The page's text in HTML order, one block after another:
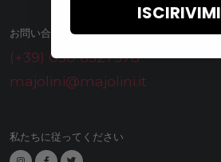
お問い合わせ
(+39) 030 6527378
majolini@majolini.it
私たちに従ってください
ISCIRIVIMI